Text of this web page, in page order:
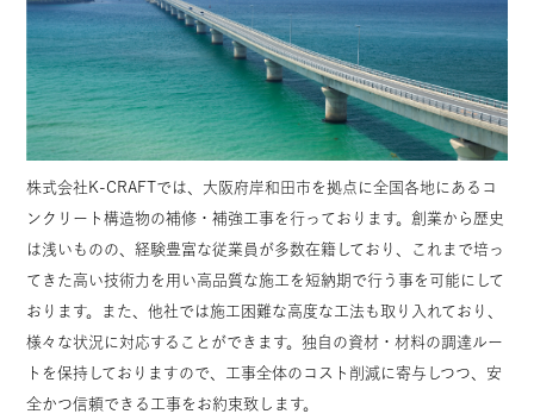
株式会社K-CRAFTでは、大阪府岸和田市を拠点に全国各地にあるコ
ンクリート構造物の補修・補強工事を行っております。創業から歴史
は浅いものの、経験豊富な従業員が多数在籍しており、これまで培っ
てきた高い技術力を用い高品質な施工を短納期で行う事を可能にして
おります。また、他社では施工困難な高度な工法も取り入れており、
様々な状況に対応することができます。独自の資材・材料の調達ルー
トを保持しておりますので、工事全体のコスト削減に寄与しつつ、安
全かつ信頼できる工事をお約束致します。